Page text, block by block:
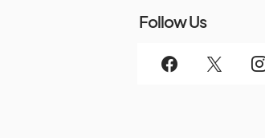
Follow Us